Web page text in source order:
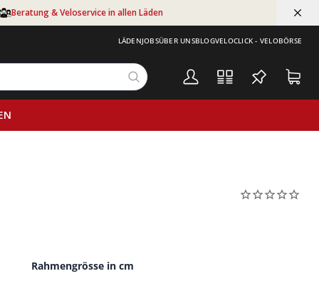
Beratung & Veloservice in allen Läden
LÄDENJOBSÜBER UNSBLOGVELOCLICK - VELOBÖRSE
Rahmengrösse in cm